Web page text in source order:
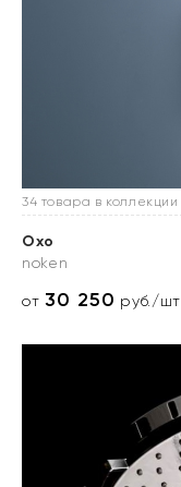
34 товара в коллекции
Oxo
noken
от30 250 руб./шт